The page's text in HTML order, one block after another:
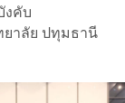
งคับ
ยาลัย ปทุมธานี